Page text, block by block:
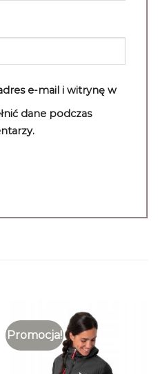
e-mail i witrynę w
dane podczas
Promocja!